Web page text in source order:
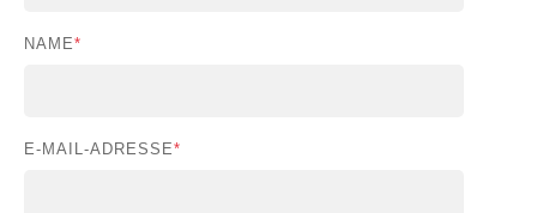
NAME*
E-MAIL-ADRESSE*